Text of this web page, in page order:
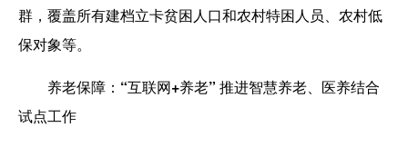
群，覆盖所有建档立卡贫困人口和农村特困人员、农村低
保对象等。
养老保障：“互联网+养老” 推进智慧养老、医养结合
试点工作